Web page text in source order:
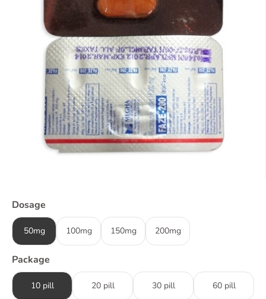
Dosage
50mg 100mg 150mg 200mg
Package
10 pill 20 pill 30 pill 60 pill